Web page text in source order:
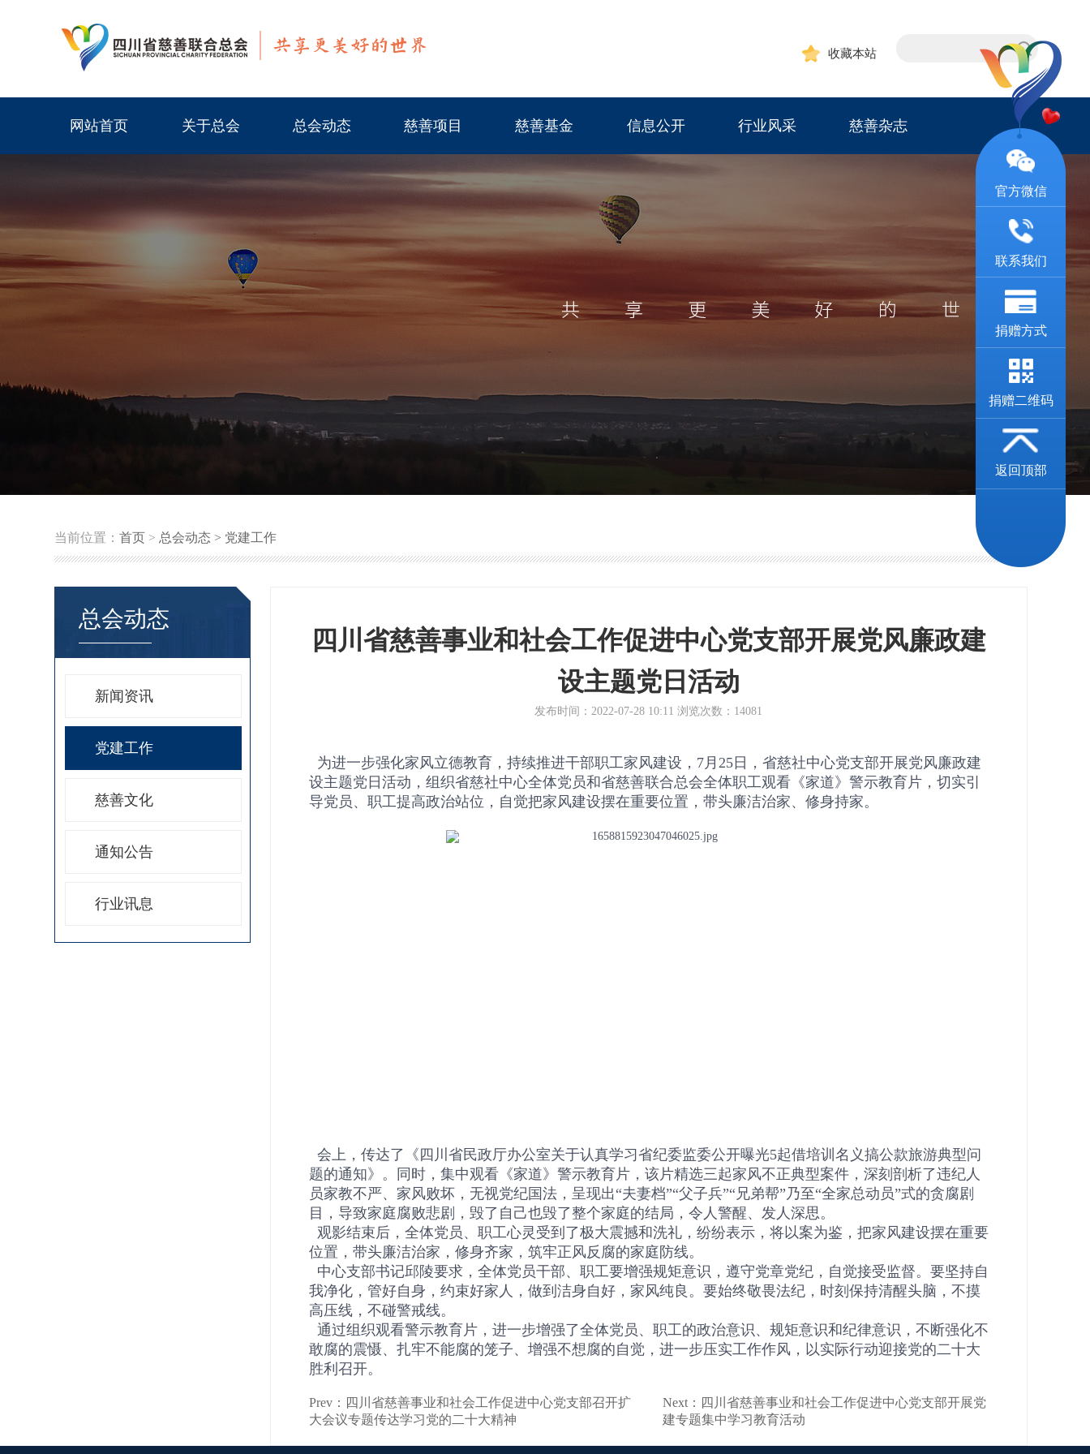
收藏本站
网站首页 关于总会 总会动态 慈善项目 慈善基金 信息公开 行业风采 慈善杂志
当前位置：首页 > 总会动态 > 党建工作
总会动态
新闻资讯
党建工作
慈善文化
通知公告
行业讯息
四川省慈善事业和社会工作促进中心党支部开展党风廉政建
设主题党日活动
发布时间：2022-07-28 10:11 浏览次数：14081
为进一步强化家风立德教育，持续推进干部职工家风建设，7月25日，省慈社中心党支部开展党风廉政建
设主题党日活动，组织省慈社中心全体党员和省慈善联合总会全体职工观看《家道》警示教育片，切实引
导党员、职工提高政治站位，自觉把家风建设摆在重要位置，带头廉洁治家、修身持家。
会上，传达了《四川省民政厅办公室关于认真学习省纪委监委公开曝光5起借培训名义搞公款旅游典型问
题的通知》。同时，集中观看《家道》警示教育片，该片精选三起家风不正典型案件，深刻剖析了违纪人
员家教不严、家风败坏，无视党纪国法，呈现出“夫妻档”“父子兵”“兄弟帮”乃至“全家总动员”式的贪腐剧
目，导致家庭腐败悲剧，毁了自己也毁了整个家庭的结局，令人警醒、发人深思。
观影结束后，全体党员、职工心灵受到了极大震撼和洗礼，纷纷表示，将以案为鉴，把家风建设摆在重要
位置，带头廉洁治家，修身齐家，筑牢正风反腐的家庭防线。
中心支部书记邱陵要求，全体党员干部、职工要增强规矩意识，遵守党章党纪，自觉接受监督。要坚持自
我净化，管好自身，约束好家人，做到洁身自好，家风纯良。要始终敬畏法纪，时刻保持清醒头脑，不摸
高压线，不碰警戒线。
通过组织观看警示教育片，进一步增强了全体党员、职工的政治意识、规矩意识和纪律意识，不断强化不
敢腐的震慑、扎牢不能腐的笼子、增强不想腐的自觉，进一步压实工作作风，以实际行动迎接党的二十大
胜利召开。
Prev：四川省慈善事业和社会工作促进中心党支部召开扩
大会议专题传达学习党的二十大精神
Next：四川省慈善事业和社会工作促进中心党支部开展党
建专题集中学习教育活动
官方微信
联系我们
捐赠方式
捐赠二维码
返回顶部